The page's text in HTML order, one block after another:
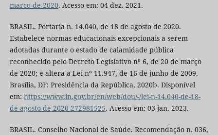
marco-de-2020. Acesso em: 04 dez. 2021.
BRASIL. Portaria n. 14.040, de 18 de agosto de 2020.
Estabelece normas educacionais excepcionais a serem
adotadas durante o estado de calamidade pública
reconhecido pelo Decreto Legislativo nº 6, de 20 de março
de 2020; e altera a Lei nº 11.947, de 16 de junho de 2009.
Brasília, DF: Presidência da República, 2020b. Disponível
em: https://www.in.gov.br/en/web/dou/-/lei-n-14.040-de-18-
de-agosto-de-2020-272981525. Acesso em: 03 jan. 2023.
BRASIL. Conselho Nacional de Saúde. Recomendação n. 036,